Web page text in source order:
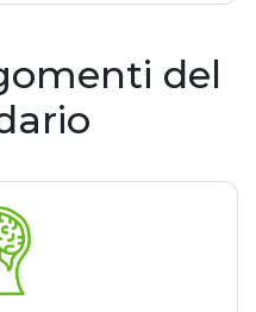
del